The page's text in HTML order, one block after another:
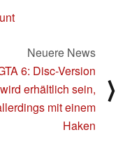
Neuere News
6: Disc-Version
wird erhältlich sein,
mit einem
Haken
⟩